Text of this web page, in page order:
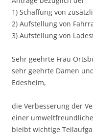
1) Schaffung von
2) Aufstellung von
3) Aufstellung von
Sehr geehrte Frau
sehr geehrte Damen
Edesheim,
die Verbesserung der
einer
bleibt wichtige